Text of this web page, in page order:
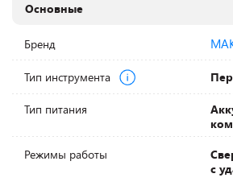
Основные
Бренд
Тип инструмента
Тип питания
Режимы работы
с